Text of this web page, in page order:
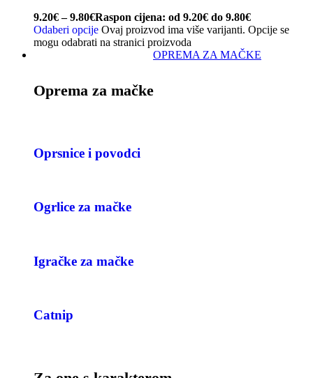
9.20€ – 9.80€Raspon cijena: od 9.20€ do 9.80€
Odaberi opcije Ovaj proizvod ima više varijanti. Opcije se
mogu odabrati na stranici proizvoda
OPREMA ZA MAČKE
Oprema za mačke
Oprsnice i povodci
Ogrlice za mačke
Igračke za mačke
Catnip